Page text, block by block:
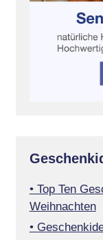
• Top Ten
Weihnachten
•